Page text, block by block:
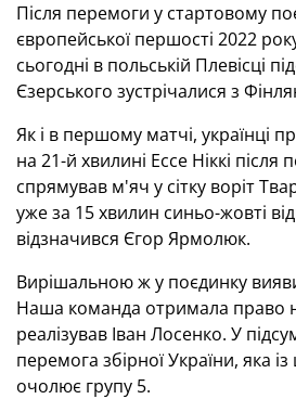
Після перемоги у стартовому
європейської першості 2022
сьогодні в польській Плевісці
Єзерського зустрічалися з
Як і в першому матчі, українці
на 21-й хвилині Ессе Ніккі після
спрямував м'яч у сітку воріт
уже за 15 хвилин синьо-жовті
відзначився Єгор Ярмолюк.
Вирішальною ж у поєдинку
Наша команда отримала право
реалізував Іван Лосенко. У
перемога збірної України, яка
очолює групу 5.